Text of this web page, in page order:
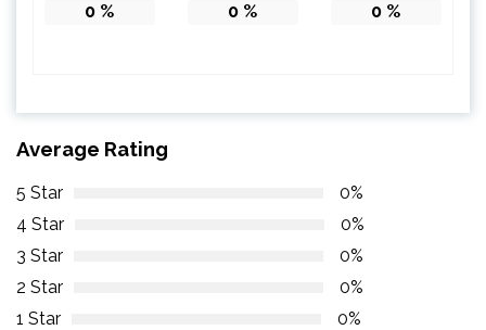
0 % 0 % 0 %
Average Rating
5 Star
0%
4 Star
0%
3 Star
0%
2 Star
0%
1 Star
0%